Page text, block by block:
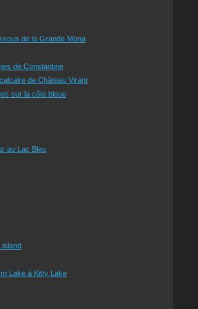
de la Grande Mona
de Constantine
de Château Virant
sur la côte bleue
au Lac Bleu
island
Lake à Kitty Lake